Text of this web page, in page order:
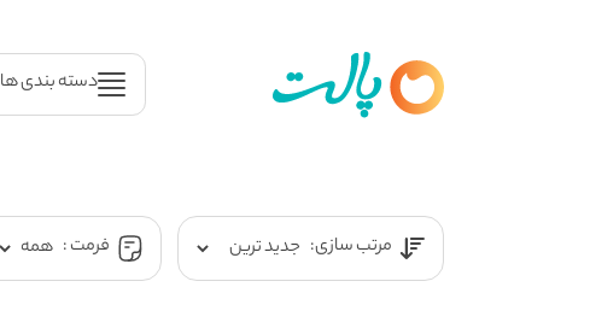
دسته بندی ها
مرتب سازی: فرمت :